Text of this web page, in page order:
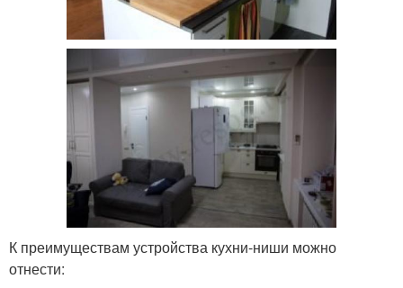
К преимуществам устройства кухни-ниши можно
отнести: